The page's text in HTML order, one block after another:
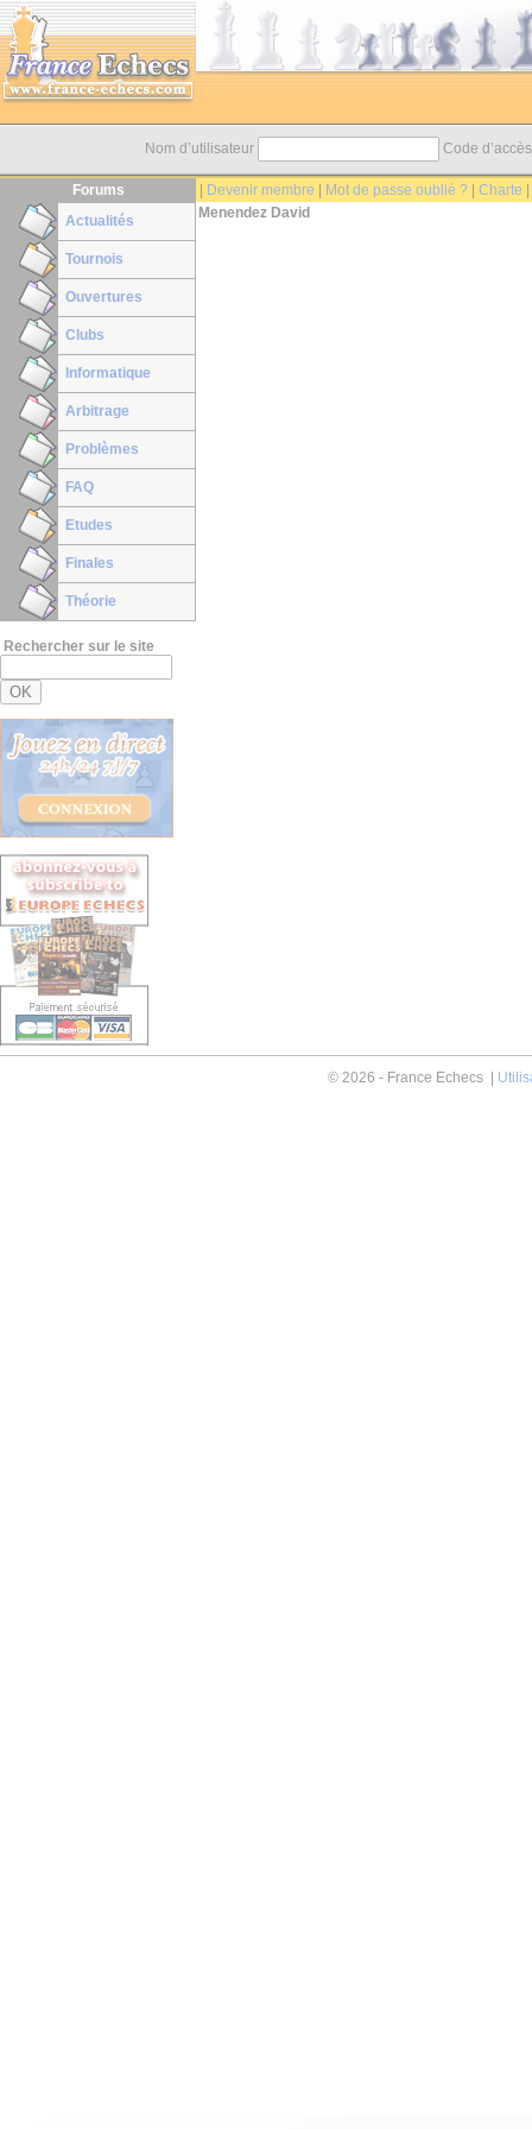
Nom d’utilisateur Code
Forums Devenir membre Mot de passe oublié ? Charte
Actualités
Tournois
Ouvertures
Clubs
Informatique
Arbitrage
Problèmes
FAQ
Etudes
Finales
Théorie
Rechercher sur le site
Menendez David
© 2026 - France Echecs |